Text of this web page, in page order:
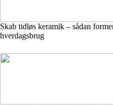
Skab tidløs keramik – sådan
hverdagsbrug